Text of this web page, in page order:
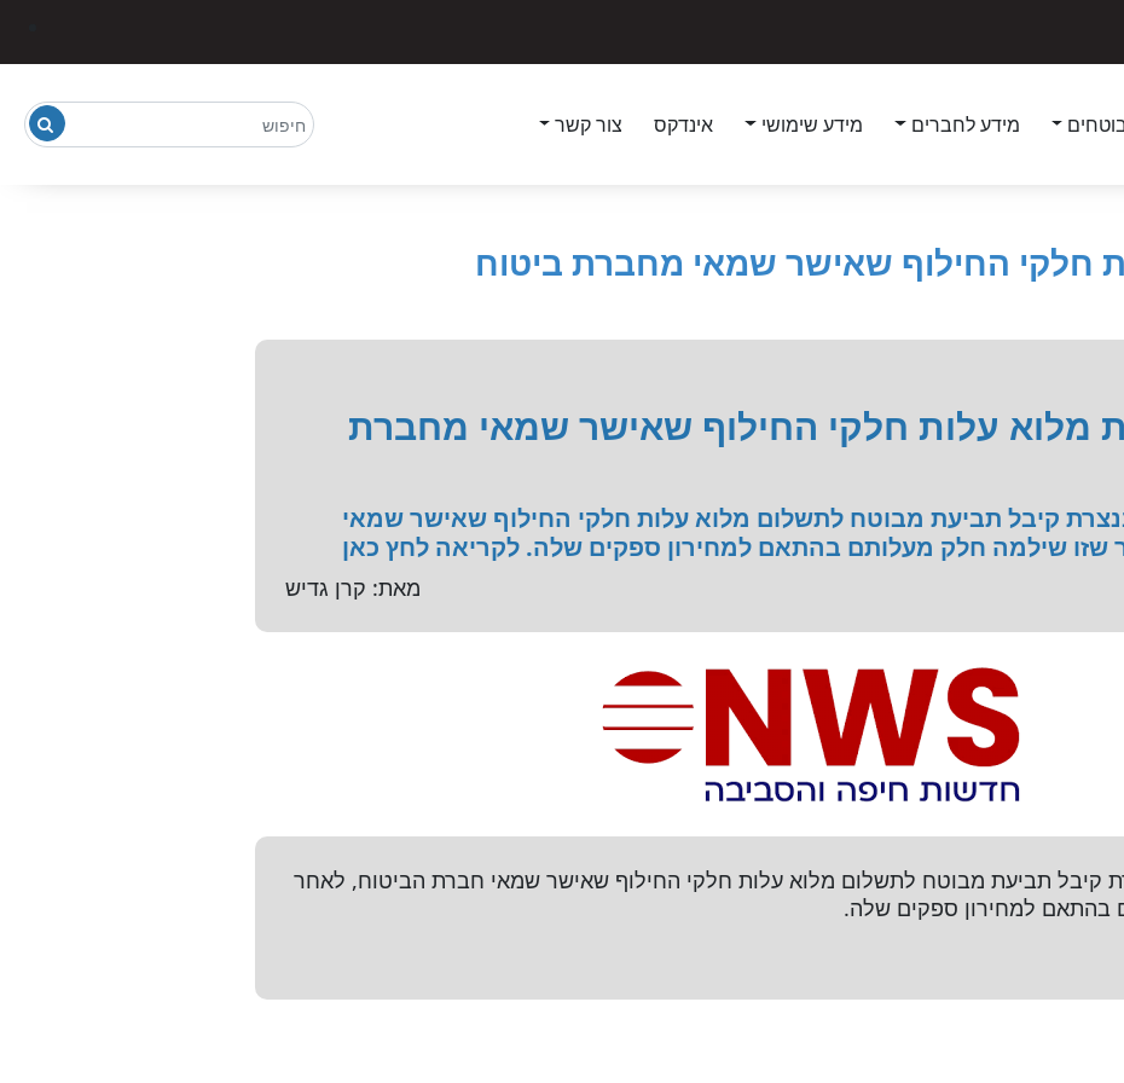
מידע לחברים מידע שימושי אינדקס צור קשר
חלקי החילוף שאישר שמאי מחברת ביטוח
מלוא עלות חלקי החילוף שאישר שמאי מחברת
קיבל תביעת מבוטח לתשלום מלוא עלות חלקי החילוף שאישר שמאי
שזו שילמה חלק מעלותם בהתאם למחירון ספקים שלה. לקריאה לחץ כאן
מאת: קרן גדיש
קיבל תביעת מבוטח לתשלום מלוא עלות חלקי החילוף שאישר שמאי חברת הביטוח, לאחר
בהתאם למחירון ספקים שלה.